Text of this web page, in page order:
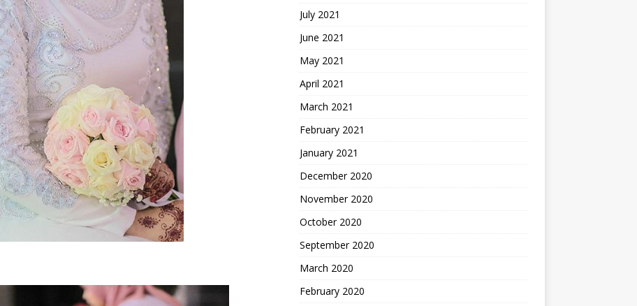
July 2021
June 2021
May 2021
April 2021
March 2021
February 2021
January 2021
December 2020
November 2020
October 2020
September 2020
March 2020
February 2020